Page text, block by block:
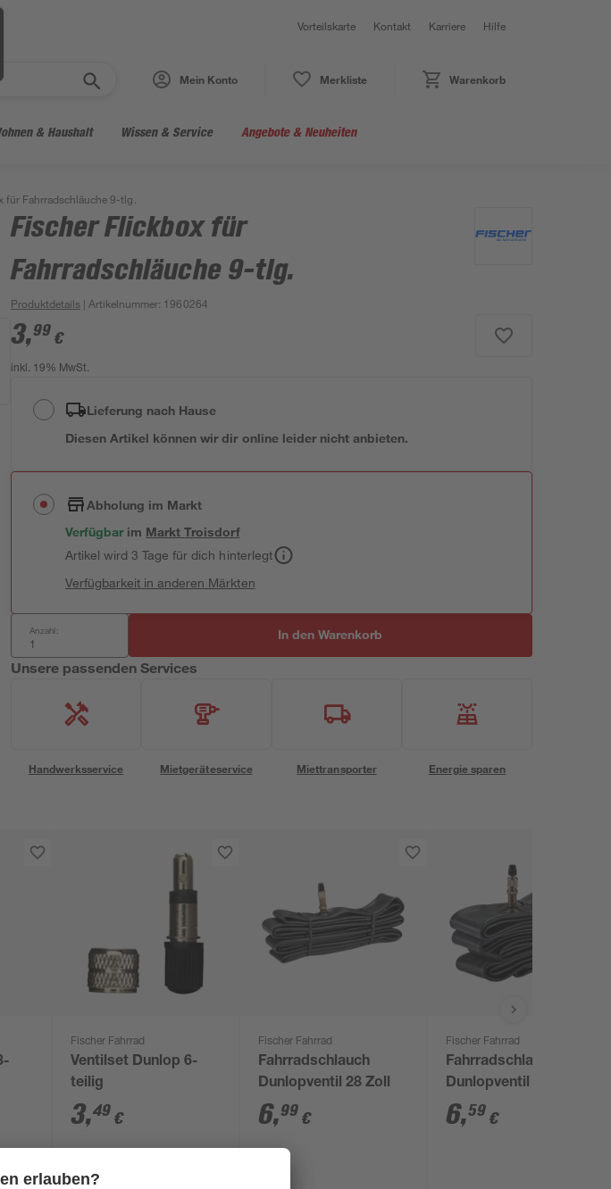
Vorteilskarte Kontakt Karriere Hilfe
Mein Konto Merkliste Warenkorb
& Haushalt Wissen & Service Angebote & Neuheiten
für Fahrradschläuche 9-tlg.
Fischer Flickbox für
Fahrradschläuche 9-tlg.
Produktdetails | Artikelnummer: 1960264
3,99 €
inkl. 19% MwSt.
Lieferung nach Hause
Diesen Artikel können wir dir online leider nicht anbieten.
Abholung im Markt
Verfügbar im MarktTroisdorf
Artikel wird 3 Tage für dich hinterlegt
Verfügbarkeit in anderen Märkten
Anzahl: In den Warenkorb
Unsere passenden Services
Handwerksservice Mietgeräteservice Miettransporter Energie sparen
Fischer Fahrrad
Ventilset Dunlop 6-
teilig
3,49 €
Fischer Fahrrad
Fahrradschlauch
Dunlopventil 28 Zoll
6,99 €
Fischer Fahrrad
Fahrradschlauch mit
Dunlopventil 26 Zoll
6,59 €